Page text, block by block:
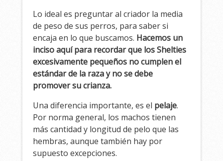
Lo ideal es preguntar al criador la media
de peso de sus perros, para saber si
encaja en lo que buscamos. Hacemos un
inciso aquí para recordar que los Shelties
excesivamente pequeños no cumplen el
estándar de la raza y no se debe
promover su crianza.
Una diferencia importante, es el pelaje.
Por norma general, los machos tienen
más cantidad y longitud de pelo que las
hembras, aunque también hay por
supuesto excepciones.